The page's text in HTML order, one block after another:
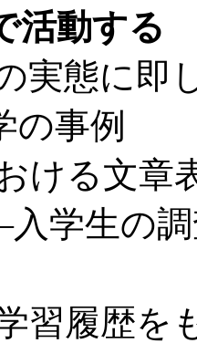
活動する
態に即
の事例
る文章
学生の
履歴を